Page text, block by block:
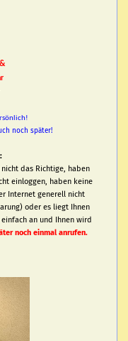
noch später!
das Richtige, haben
einloggen, haben keine
Internet generell nicht
oder es liegt Ihnen
an und Ihnen wird
noch einmal anrufen.